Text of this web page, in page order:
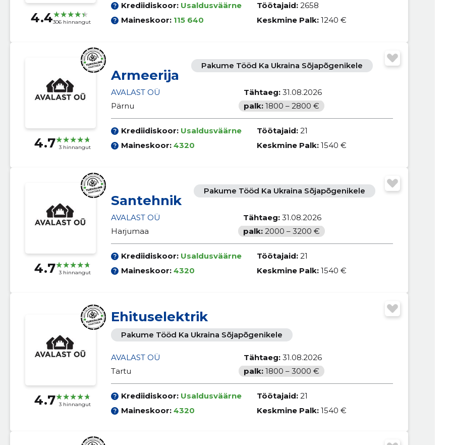
4.4306 hinnangut
Krediidiskoor: Usaldusväärne
Maineskoor: 115 640
Töötajaid: 2658
Keskmine Palk: 1240 €
4.7 3 hinnangut
Armeerija
Pakume Tööd Ka Ukraina Sõjapõgenikele
AVALAST OÜ
Pärnu
Tähtaeg:31.08.2026
palk:1800 – 2800 €
Krediidiskoor: Usaldusväärne
Maineskoor: 4320
Töötajaid: 21
Keskmine Palk: 1540 €
4.7 3 hinnangut
Santehnik
Pakume Tööd Ka Ukraina Sõjapõgenikele
AVALAST OÜ
Harjumaa
Tähtaeg:31.08.2026
palk:2000 – 3200 €
Krediidiskoor: Usaldusväärne
Maineskoor: 4320
Töötajaid: 21
Keskmine Palk: 1540 €
4.7 3 hinnangut
Ehituselektrik
Pakume Tööd Ka Ukraina Sõjapõgenikele
AVALAST OÜ
Tartu
Tähtaeg:31.08.2026
palk:1800 – 3000 €
Krediidiskoor: Usaldusväärne
Maineskoor: 4320
Töötajaid: 21
Keskmine Palk: 1540 €